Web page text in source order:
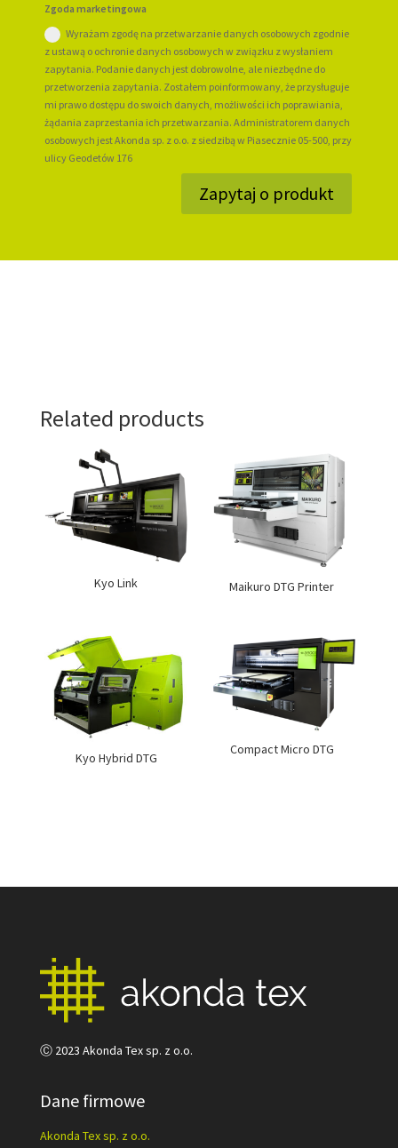
Zgoda marketingowa
Wyrażam zgodę na przetwarzanie danych osobowych zgodnie
z ustawą o ochronie danych osobowych w związku z wysłaniem
zapytania. Podanie danych jest dobrowolne, ale niezbędne do
przetworzenia zapytania. Zostałem poinformowany, że przysługuje
mi prawo dostępu do swoich danych, możliwości ich poprawiania,
żądania zaprzestania ich przetwarzania. Administratorem danych
osobowych jest Akonda sp. z o.o. z siedzibą w Piasecznie 05-500, przy
ulicy Geodetów 176
Zapytaj o produkt
Related products
Kyo Link Maikuro DTG Printer
Kyo Hybrid DTG
Compact Micro DTG
Ⓒ 2023 Akonda Tex sp. z o.o.
Dane firmowe
Akonda Tex sp. z o.o.